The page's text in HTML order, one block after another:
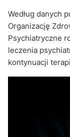
Według danych
Organizację
Psychiatryczne
leczenia
kontynuacji